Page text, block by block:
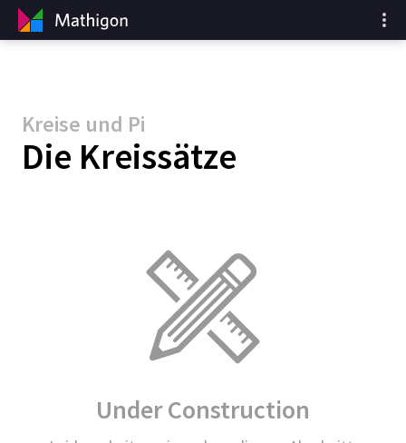
Kreise und Pi
Die Kreissätze
Under Construction